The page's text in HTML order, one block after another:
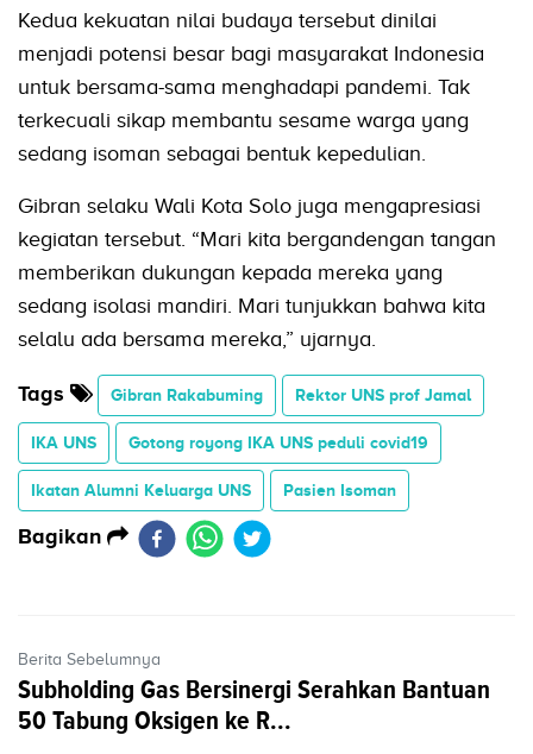
Kedua kekuatan nilai budaya tersebut dinilai
menjadi potensi besar bagi masyarakat Indonesia
untuk bersama-sama menghadapi pandemi. Tak
terkecuali sikap membantu sesame warga yang
sedang isoman sebagai bentuk kepedulian.
Gibran selaku Wali Kota Solo juga mengapresiasi
kegiatan tersebut. “Mari kita bergandengan tangan
memberikan dukungan kepada mereka yang
sedang isolasi mandiri. Mari tunjukkan bahwa kita
selalu ada bersama mereka,” ujarnya.
Tags Gibran Rakabuming Rektor UNS prof Jamal
IKA UNS Gotong royong IKA UNS peduli covid19
Ikatan Alumni Keluarga UNS Pasien Isoman
Bagikan
Berita Sebelumnya
Subholding Gas Bersinergi Serahkan Bantuan
50 Tabung Oksigen ke R...